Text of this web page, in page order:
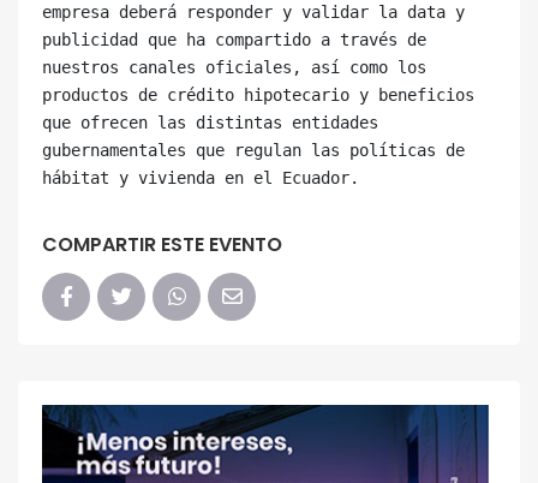
empresa deberá responder y validar la data y
publicidad que ha compartido a través de
nuestros canales oficiales, así como los
productos de crédito hipotecario y beneficios
que ofrecen las distintas entidades
gubernamentales que regulan las políticas de
COMPARTIR ESTE EVENTO